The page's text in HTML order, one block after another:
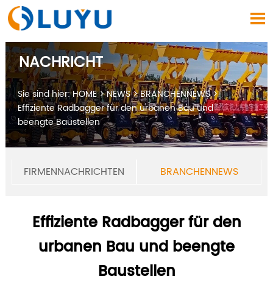

NACHRICHT
Sie sind hier:HOME>NEWS>BRANCHENNEWS>
Effiziente Radbagger für den urbanen Bau und
beengte Baustellen
FIRMENNACHRICHTEN BRANCHENNEWS
Effiziente Radbagger für den
urbanen Bau und beengte
Baustellen